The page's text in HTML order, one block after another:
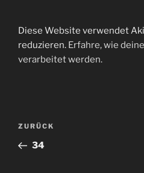
Diese Website verwendet
reduzieren. Erfahre, wie
verarbeitet werden.
Beitragsnavigation
Vorheriger
Beitrag
ZURÜCK
34